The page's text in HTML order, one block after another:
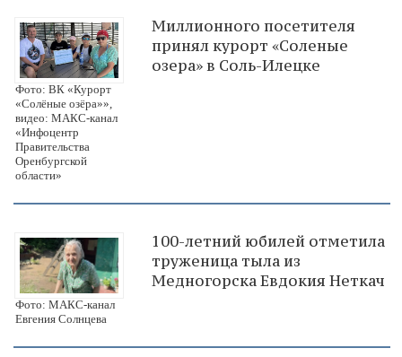
Фото: ВК «Курорт
«Солёные озёра»»,
видео: МАКС-канал
«Инфоцентр
Правительства
Оренбургской
области»
Миллионного посетителя
принял курорт «Соленые
озера» в Соль-Илецке
Фото: МАКС-канал
Евгения Солнцева
100-летний юбилей отметила
труженица тыла из
Медногорска Евдокия Неткач